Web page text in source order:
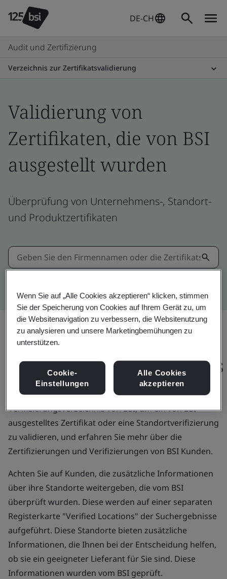
DE-CH
Audit und Zertifizierung
Verzeichnis zur Zertifikatsvalidierung
Validierung von
Zertifikaten, die von BSI
ausgestellt wurden
Überprüfung von Unternehmens-, Standort-
und Produktzertifikaten
BSI Zertifizierungs- und
Verifizierungsverzeichnis
Nutzen Sie das Zertifizierungs- und
Verifizierungsverzeichnis von BSI, um ein von BSI
ausgestelltes Zertifikat oder eine Standortverifizierung
zu validieren, und erfahren Sie mehr über die
Zertifizierungen und Verifizierungen von BSI Kunden.
Achten Sie auf Kunden, die zusätzliche Informationen
über ihre Standorte weitergeben, die vom BSI
überprüft wurden. Diese werden auf einer separaten
Registerkarte "Verified Locations" der Suchergebnisse
aufgeführt. Diese Standorte bieten zusätzliche
Informationen, die Ihnen bei der Entscheidung helfen,
ob sie ein geeigneter Lieferant für Sie sind. Diese
Informationen wurden vom BSI geprüft.
Wenn Sie auf „Alle Cookies akzeptieren“ klicken, stimmen
Sie der Speicherung von Cookies auf Ihrem Gerät zu, um
die Websitenavigation zu verbessern, die Websitenutzung
zu analysieren und unsere Marketingbemühungen zu
unterstützen.
Cookie-
Einstellungen
Alle Cookies
akzeptieren